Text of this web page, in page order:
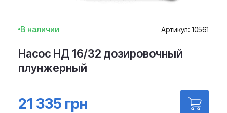
В наличии Артикул: 10561
Насос НД 16/32 дозировочный
плунжерный
21 335 грн